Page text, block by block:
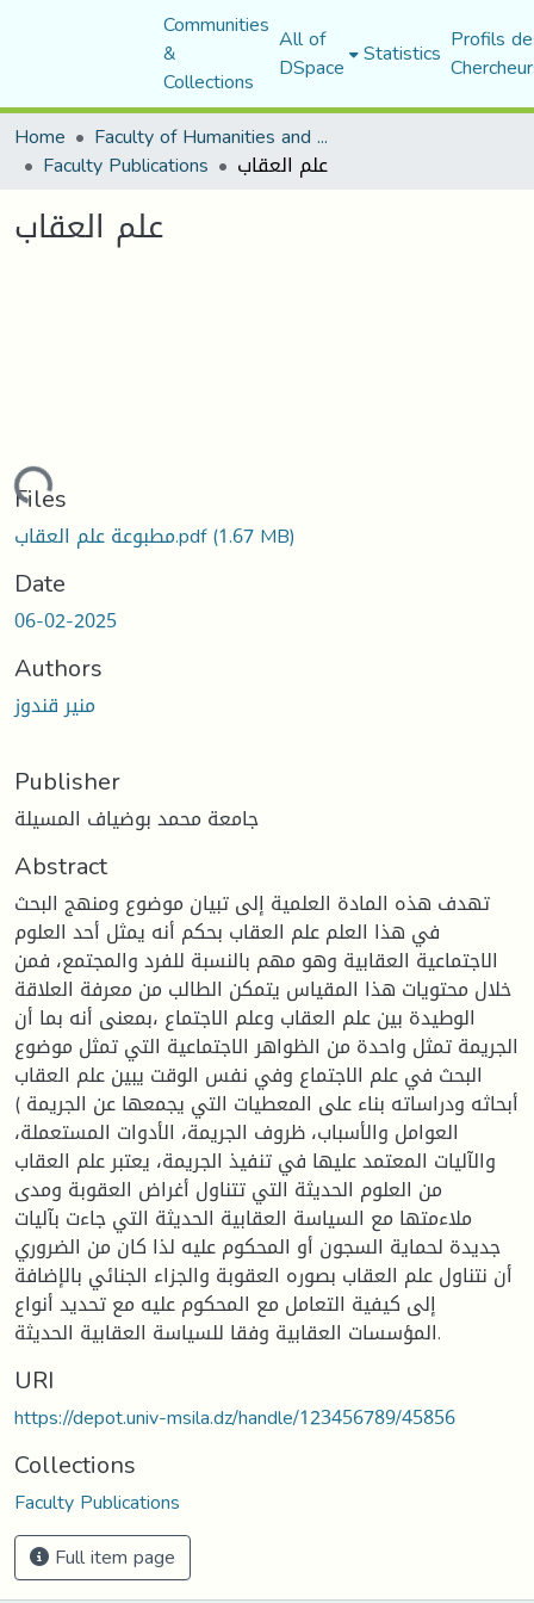
Communities
&
Collections
All of
DSpace Statistics Profils
Home
Faculty of Humanities and Social Sciences
Faculty Publications علم العقاب
علم العقاب
Files
مطبوعة علم العقاب.pdf(1.67 MB)
Date
06-02-2025
Authors
منير قندوز
Publisher
جامعة محمد بوضياف المسيلة
Abstract
تهدف هذه المادة العلمية إلى تبيان موضوع ومنهج البحث
في هذا العلم علم العقاب بحكم أنه يمثل أحد العلوم
الاجتماعية العقابية وهو مهم بالنسبة للفرد والمجتمع، فمن
خلال محتويات هذا المقياس يتمكن الطالب من معرفة العلاقة
الوطيدة بين علم العقاب وعلم الاجتماع ،بمعنى أنه بما أن
الجريمة تمثل واحدة من الظواهر الاجتماعية التي تمثل موضوع
البحث في علم الاجتماع وفي نفس الوقت يبين علم العقاب
أبحاثه ودراساته بناء على المعطيات التي يجمعها عن الجريمة )
العوامل والأسباب، ظروف الجريمة، الأدوات المستعملة،
والآليات المعتمد عليها في تنفيذ الجريمة، يعتبر علم العقاب
من العلوم الحديثة التي تتناول أغراض العقوبة ومدى
ملاءمتها مع السياسة العقابية الحديثة التي جاءت بآليات
جديدة لحماية السجون أو المحكوم عليه لذا كان من الضروري
أن نتناول علم العقاب بصوره العقوبة والجزاء الجنائي بالإضافة
إلى كيفية التعامل مع المحكوم عليه مع تحديد أنواع
المؤسسات العقابية وفقا للسياسة العقابية الحديثة.
URI
https://depot.univ-msila.dz/handle/123456789/45856
Collections
Faculty Publications
Full item page